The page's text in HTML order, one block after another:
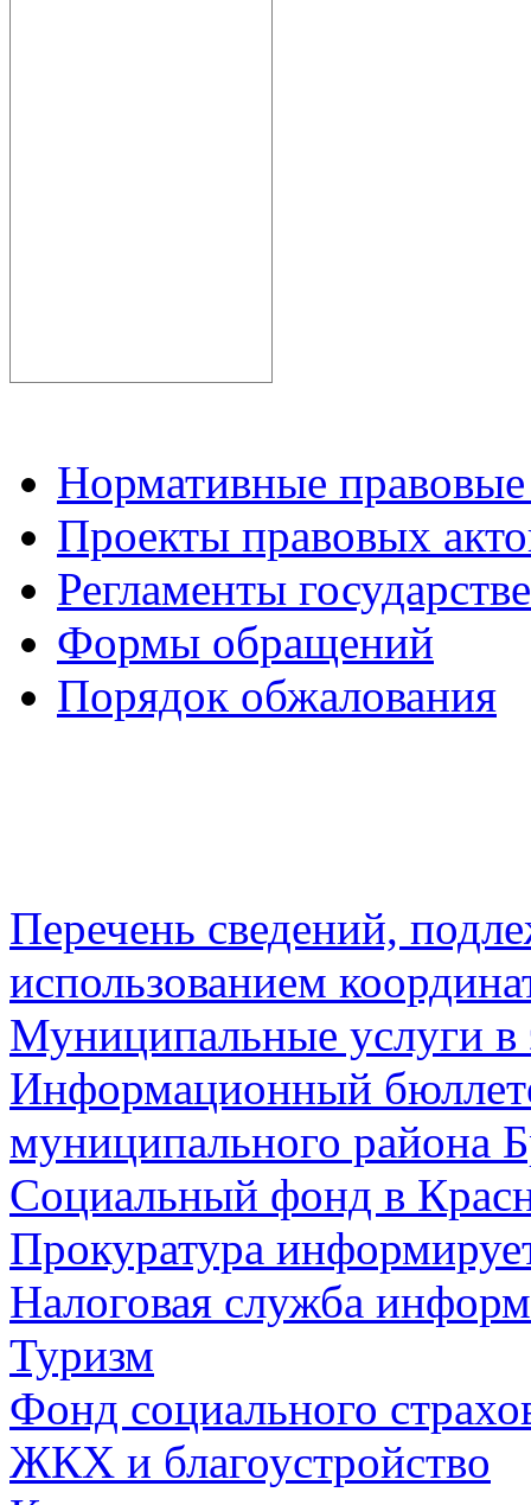
Нормативные
Проекты правовых
Регламенты
Формы обращений
Порядок обжалования
Перечень сведений,
использованием
Муниципальные услуги в
Информационный
муниципального района
Социальный фонд в
Прокуратура
Налоговая служба
Туризм
Фонд социального
ЖКХ и благоустройство